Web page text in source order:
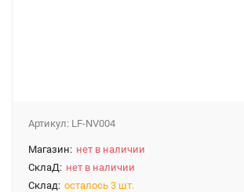
Артикул: LF-NV004
Магазин: нет в наличии
СклаД: нет в наличии
Склад: осталось 3 шт.